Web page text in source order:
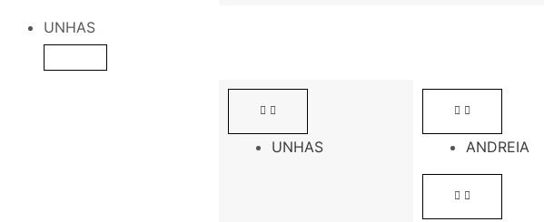
UNHAS
UNHAS ANDREIA